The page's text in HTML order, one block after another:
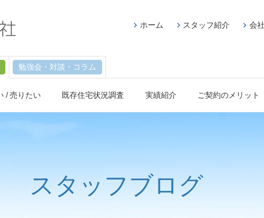
/ 売りたい 既存住宅状況調査 実績紹介 ご契約のメリット
勉強会・対談・コラム
ホーム スタッフ紹介 会
スタッフブログ